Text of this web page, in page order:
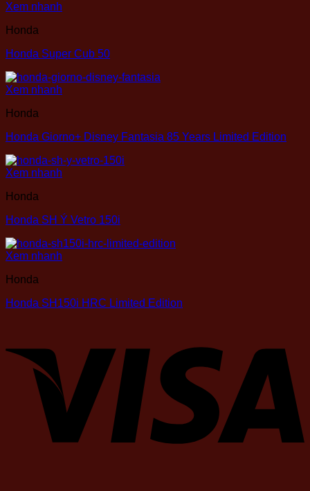
Xem nhanh
Honda
Honda Super Cub 50
Xem nhanh
Honda
Honda Giorno+ Disney Fantasia 85 Years Limited Edition
Xem nhanh
Honda
Honda SH Ý Vetro 150i
Xem nhanh
Honda
Honda SH150i HRC Limited Edition